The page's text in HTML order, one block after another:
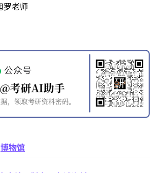
罗老师
博物馆